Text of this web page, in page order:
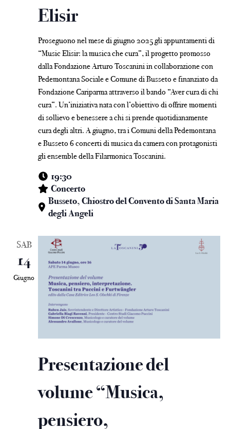
Elisir
Proseguono nel mese di giugno 2025 gli appuntamenti di
“Music Elisir: la musica che cura”, il progetto promosso
dalla Fondazione Arturo Toscanini in collaborazione con
Pedemontana Sociale e Comune di Busseto e finanziato da
Fondazione Cariparma attraverso il bando “Aver cura di chi
cura”. Un’iniziativa nata con l’obiettivo di offrire momenti
di sollievo e benessere a chi si prende quotidianamente
cura degli altri. A giugno, tra i Comuni della Pedemontana
e Busseto 6 concerti di musica da camera con protagonisti
gli ensemble della Filarmonica Toscanini.
19:30
Concerto
Busseto, Chiostro del Convento di Santa Maria
degli Angeli
SAB
14
Giugno
Presentazione del
volume “Musica,
pensiero,